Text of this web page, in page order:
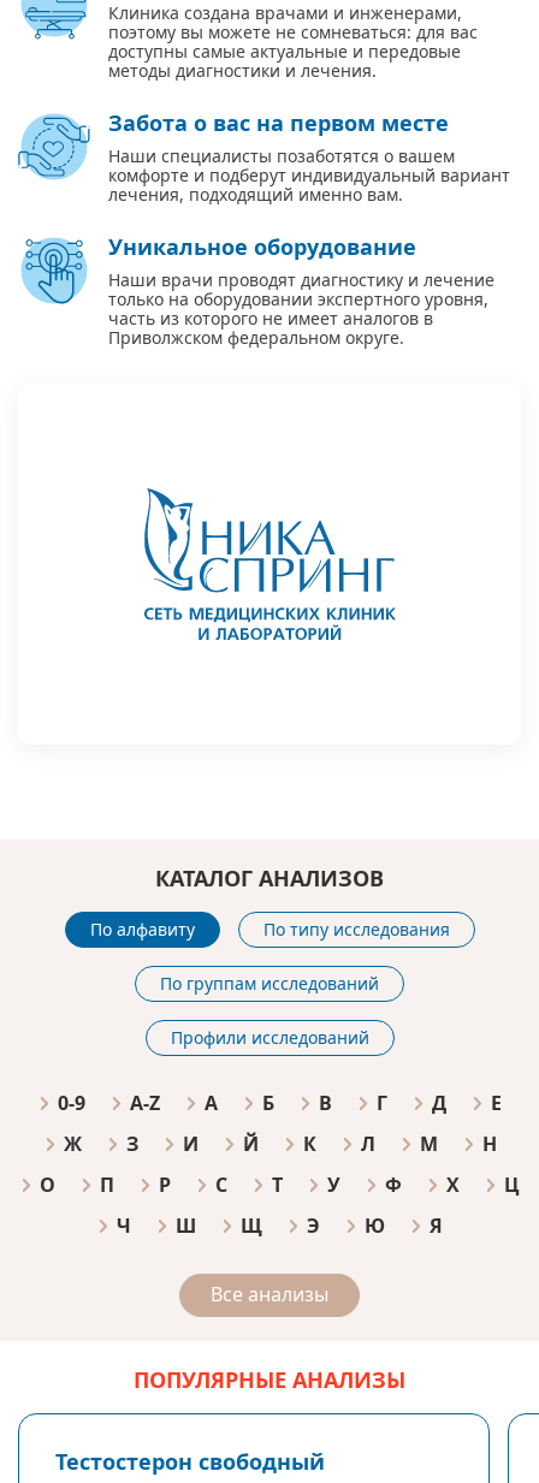
Клиника создана врачами и инженерами,
поэтому вы можете не сомневаться: для вас
доступны самые актуальные и передовые
методы диагностики и лечения.
Забота о вас на первом месте
Наши специалисты позаботятся о вашем
комфорте и подберут индивидуальный вариант
лечения, подходящий именно вам.
Уникальное оборудование
Наши врачи проводят диагностику и лечение
только на оборудовании экспертного уровня,
часть из которого не имеет аналогов в
Приволжском федеральном округе.
КАТАЛОГ АНАЛИЗОВ
По алфавиту По типу исследования
По группам исследований
Профили исследований
0-9 A-Z А Б В Г Д
Е
Ж
З И Й К Л М
Н
О
П Р С Т У Ф Х
Ц
Ч
Ш Щ Э Ю Я
Все анализы
ПОПУЛЯРНЫЕ АНАЛИЗЫ
Тестостерон свободный